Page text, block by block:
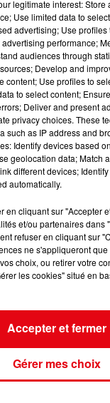
fermé après un
legitimate interest: Store
Use limited data to
advertising; Use
performance;
audiences through
Develop and
content; Use profiles to
to select content;
Deliver and present
privacy choices. These
such as IP address and
Identify devices based
geolocation data; Match
different devices;
automatically.
en cliquant sur "Accepter
et/ou partenaires dans
refuser en cliquant sur
ne s'appliqueront
choix, ou retirer votre
les cookies" situé en
Gérer mes choix
Accepter et fermer